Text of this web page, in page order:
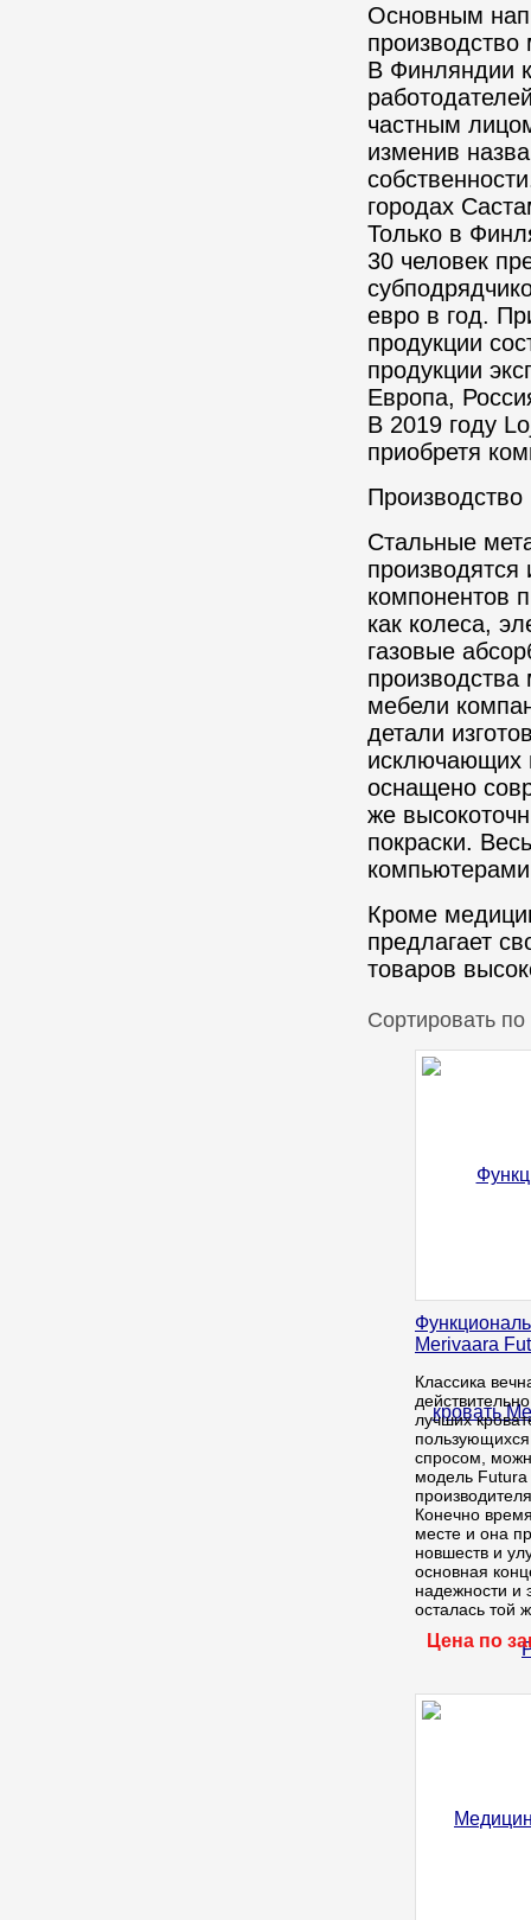
Основным
производство
В Финляндии
частным
изменив
городах
Только в
30 человек
евро в год.
продукции
продукции
Европа,
В 2019 году
приобретя
Производство
Стальные
производятся
компонентов
как колеса,
газовые
производства
мебели
детали
исключающих
оснащено
же
покраски.
Кроме
предлагает
товаров
Сортировать по
Merivaara
Классика
лучших
спросом,
модель Futura
Конечно
месте и она
новшеств и
основная
надежности и
осталась той
Цена по